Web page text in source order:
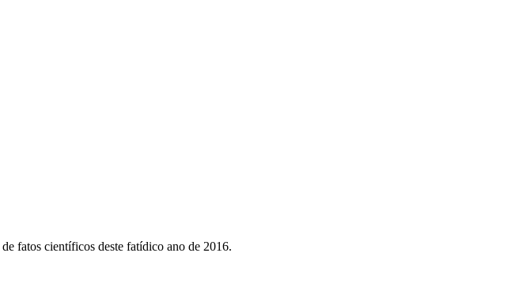
fatos científicos deste fatídico ano de 2016.